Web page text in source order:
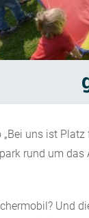
uns ist
rund um
Und